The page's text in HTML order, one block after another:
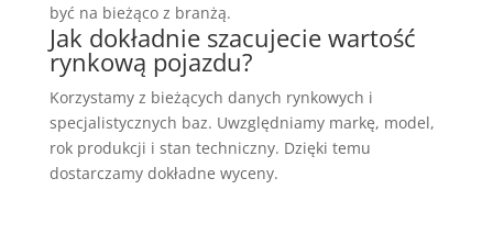
być na bieżąco z branżą.
Jak dokładnie szacujecie wartość
rynkową pojazdu?
Korzystamy z bieżących danych rynkowych i
specjalistycznych baz. Uwzględniamy markę, model,
rok produkcji i stan techniczny. Dzięki temu
dostarczamy dokładne wyceny.